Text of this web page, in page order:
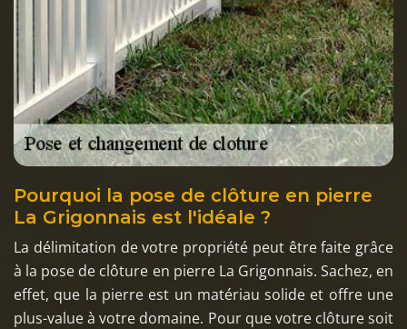
Pourquoi la pose de clôture en pierre
La Grigonnais est l'idéale ?
La délimitation de votre propriété peut être faite grâce
à la pose de clôture en pierre La Grigonnais. Sachez, en
effet, que la pierre est un matériau solide et offre une
plus-value à votre domaine. Pour que votre clôture soit